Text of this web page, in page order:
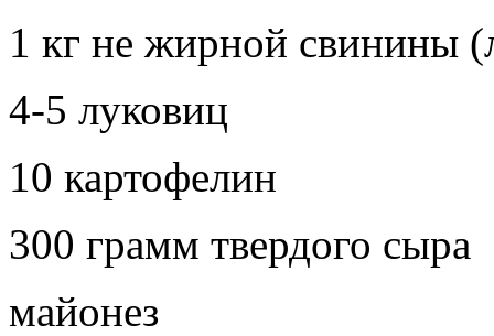
1 кг не жирной свинины
4-5 луковиц
10 картофелин
300 грамм твердого сыра
майонез